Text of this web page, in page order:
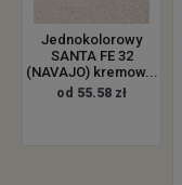
Jednokolorowy
SANTA FE 32
(NAVAJO) kremow...
od 55.58 zł